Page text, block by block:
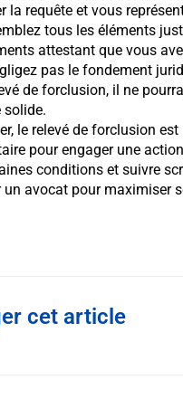
la requête et vous
tous les éléments
attestant que vous
pas le fondement
de forclusion, il ne
solide.
le relevé de forclusion
pour engager une
conditions et suivre
avocat pour maximiser
cet article